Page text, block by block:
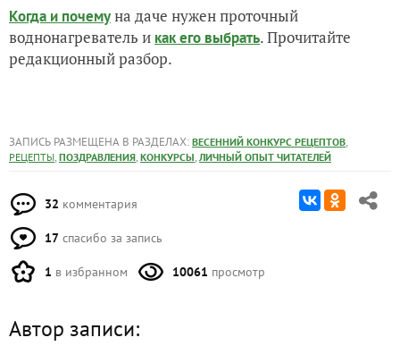
Когда и почемуна даче нужен проточный
воднонагреватель и как его выбрать. Прочитайте
редакционный разбор.
ЗАПИСЬ РАЗМЕЩЕНА В РАЗДЕЛАХ: ВЕСЕННИЙ КОНКУРС РЕЦЕПТОВ,
РЕЦЕПТЫ, ПОЗДРАВЛЕНИЯ, КОНКУРСЫ, ЛИЧНЫЙ ОПЫТ ЧИТАТЕЛЕЙ
32 комментария
17 спасибо за запись
1 в избранном 10061 просмотр
Автор записи: